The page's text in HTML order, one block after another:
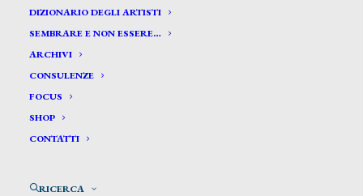
DIZIONARIO DEGLI ARTISTI
SEMBRARE E NON ESSERE…
ARCHIVI
CONSULENZE
FOCUS
SHOP
CONTATTI
RICERCA
Turner Joseph William